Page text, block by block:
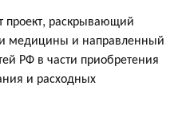
проект, раскрывающий
медицины и направленный
РФ в части приобретения
и расходных